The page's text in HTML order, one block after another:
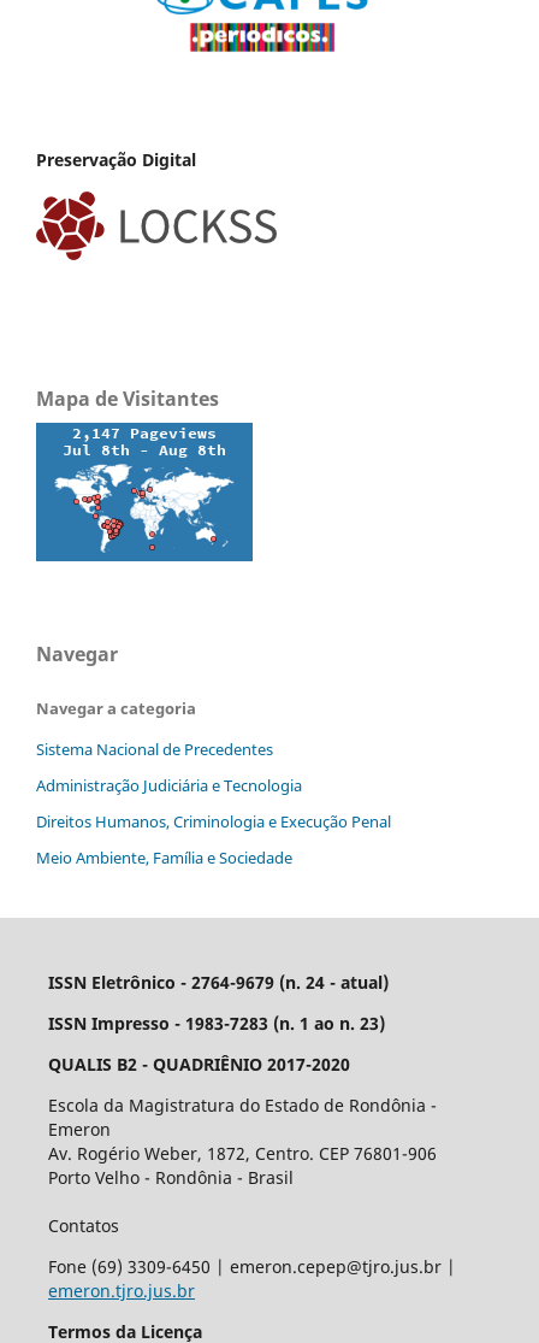
Preservação Digital
Mapa de Visitantes
Navegar
Navegar a categoria
Sistema Nacional de Precedentes
Administração Judiciária e Tecnologia
Direitos Humanos, Criminologia e Execução Penal
Meio Ambiente, Família e Sociedade
ISSN Eletrônico - 2764-9679 (n. 24 - atual)
ISSN Impresso - 1983-7283 (n. 1 ao n. 23)
QUALIS B2 - QUADRIÊNIO 2017-2020
Escola da Magistratura do Estado de Rondônia -
Emeron
Av. Rogério Weber, 1872, Centro. CEP 76801-906
Porto Velho - Rondônia - Brasil
Contatos
Fone (69) 3309-6450 | emeron.cepep@tjro.jus.br |
emeron.tjro.jus.br
Termos da Licença